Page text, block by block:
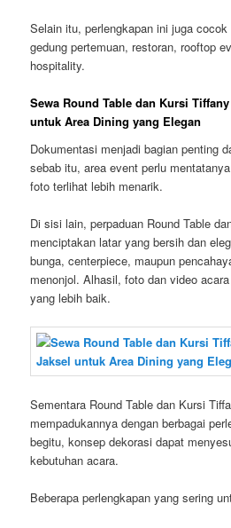
Selain itu, perlengkapan ini juga
gedung pertemuan, restoran, rooftop
hospitality.
Sewa Round Table dan Kursi
untuk Area Dining yang Elegan
Dokumentasi menjadi bagian penting
sebab itu, area event perlu
foto terlihat lebih menarik.
Di sisi lain, perpaduan Round Table
menciptakan latar yang bersih dan
bunga, centerpiece, maupun
menonjol. Alhasil, foto dan video
yang lebih baik.
Sementara Round Table dan Kursi
mempadukannya dengan berbagai
begitu, konsep dekorasi dapat
kebutuhan acara.
Beberapa perlengkapan yang sering